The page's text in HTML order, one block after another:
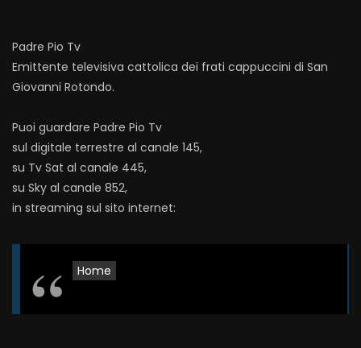
Padre Pio Tv
Emittente televisiva cattolica dei frati cappuccini di San
Giovanni Rotondo.
Puoi guardare Padre Pio Tv
sul digitale terrestre al canale 145,
su Tv Sat al canale 445,
su Sky al canale 852,
in streaming sul sito internet:
Home